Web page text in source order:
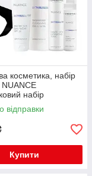
косметика, набір
набір
відправки
Купити